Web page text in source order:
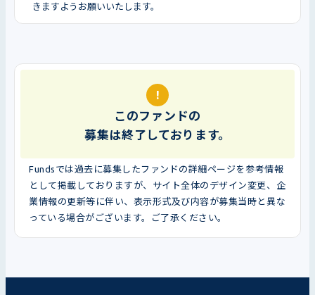
きますようお願いいたします。
!
このファンドの
募集は終了しております。
Fundsでは過去に募集したファンドの詳細ページを参考情報
として掲載しておりますが、サイト全体のデザイン変更、企
業情報の更新等に伴い、表示形式及び内容が募集当時と異な
っている場合がございます。ご了承ください。